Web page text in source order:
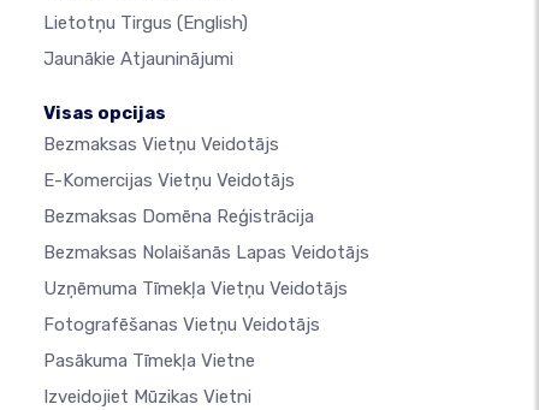
Lietotņu Tirgus (English)
Jaunākie Atjauninājumi
Visas opcijas
Bezmaksas Vietņu Veidotājs
E-Komercijas Vietņu Veidotājs
Bezmaksas Domēna Reģistrācija
Bezmaksas Nolaišanās Lapas Veidotājs
Uzņēmuma Tīmekļa Vietņu Veidotājs
Fotografēšanas Vietņu Veidotājs
Pasākuma Tīmekļa Vietne
Izveidojiet Mūzikas Vietni